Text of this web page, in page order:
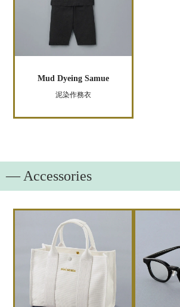
Mud Dyeing Samue
泥染作務衣
― Accessories